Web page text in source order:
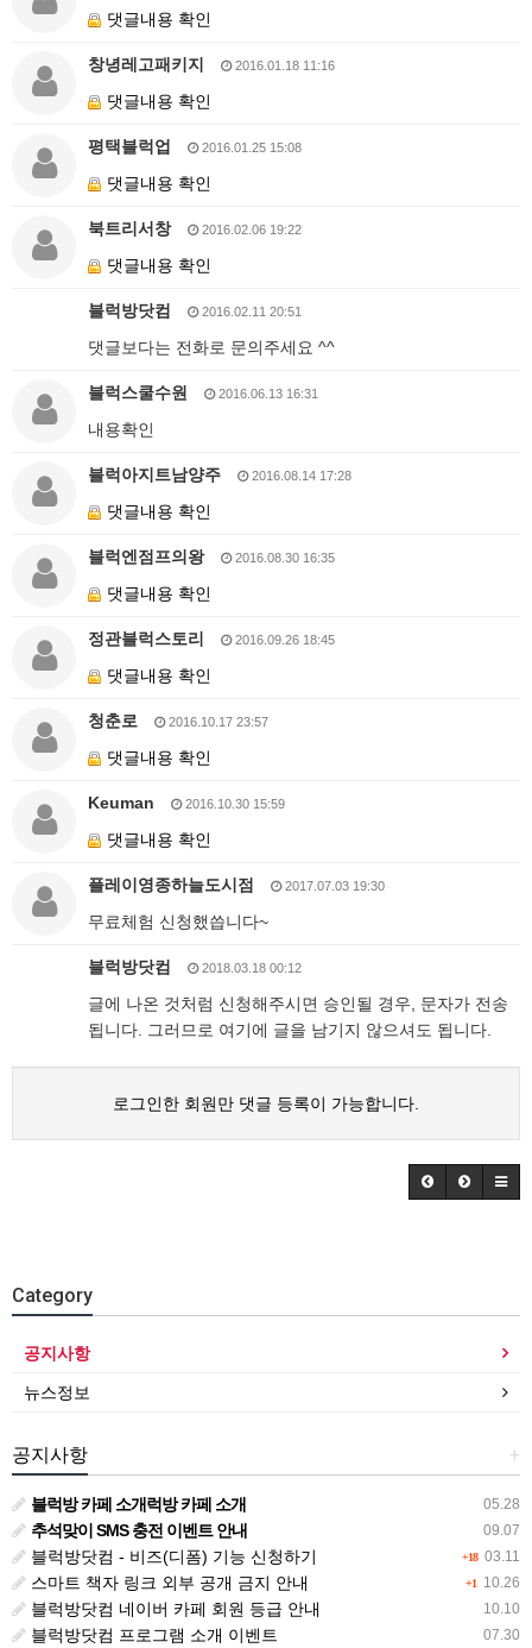
댓글내용 확인
창녕레고패키지 2016.01.18 11:16
댓글내용 확인
평택블럭업 2016.01.25 15:08
댓글내용 확인
북트리서창 2016.02.06 19:22
댓글내용 확인
블럭방닷컴 2016.02.11 20:51
댓글보다는 전화로 문의주세요 ^^
블럭스쿨수원 2016.06.13 16:31
내용확인
블럭아지트남양주 2016.08.14 17:28
댓글내용 확인
블럭엔점프의왕 2016.08.30 16:35
댓글내용 확인
정관블럭스토리 2016.09.26 18:45
댓글내용 확인
청춘로 2016.10.17 23:57
댓글내용 확인
Keuman 2016.10.30 15:59
댓글내용 확인
플레이영종하늘도시점 2017.07.03 19:30
무료체험 신청했씁니다~
블럭방닷컴 2018.03.18 00:12
글에 나온 것처럼 신청해주시면 승인될 경우, 문자가 전송
됩니다. 그러므로 여기에 글을 남기지 않으셔도 됩니다.
로그인한 회원만 댓글 등록이 가능합니다.
Category
공지사항
뉴스정보
+
공지사항
05.28
블럭방 카페 소개럭방 카페 소개
09.07
추석맞이 SMS 충전 이벤트 안내
+18 03.11
블럭방닷컴 - 비즈(디폼) 기능 신청하기
+1 10.26
스마트 책자 링크 외부 공개 금지 안내
10.10
블럭방닷컴 네이버 카페 회원 등급 안내
07.30
블럭방닷컴 프로그램 소개 이벤트